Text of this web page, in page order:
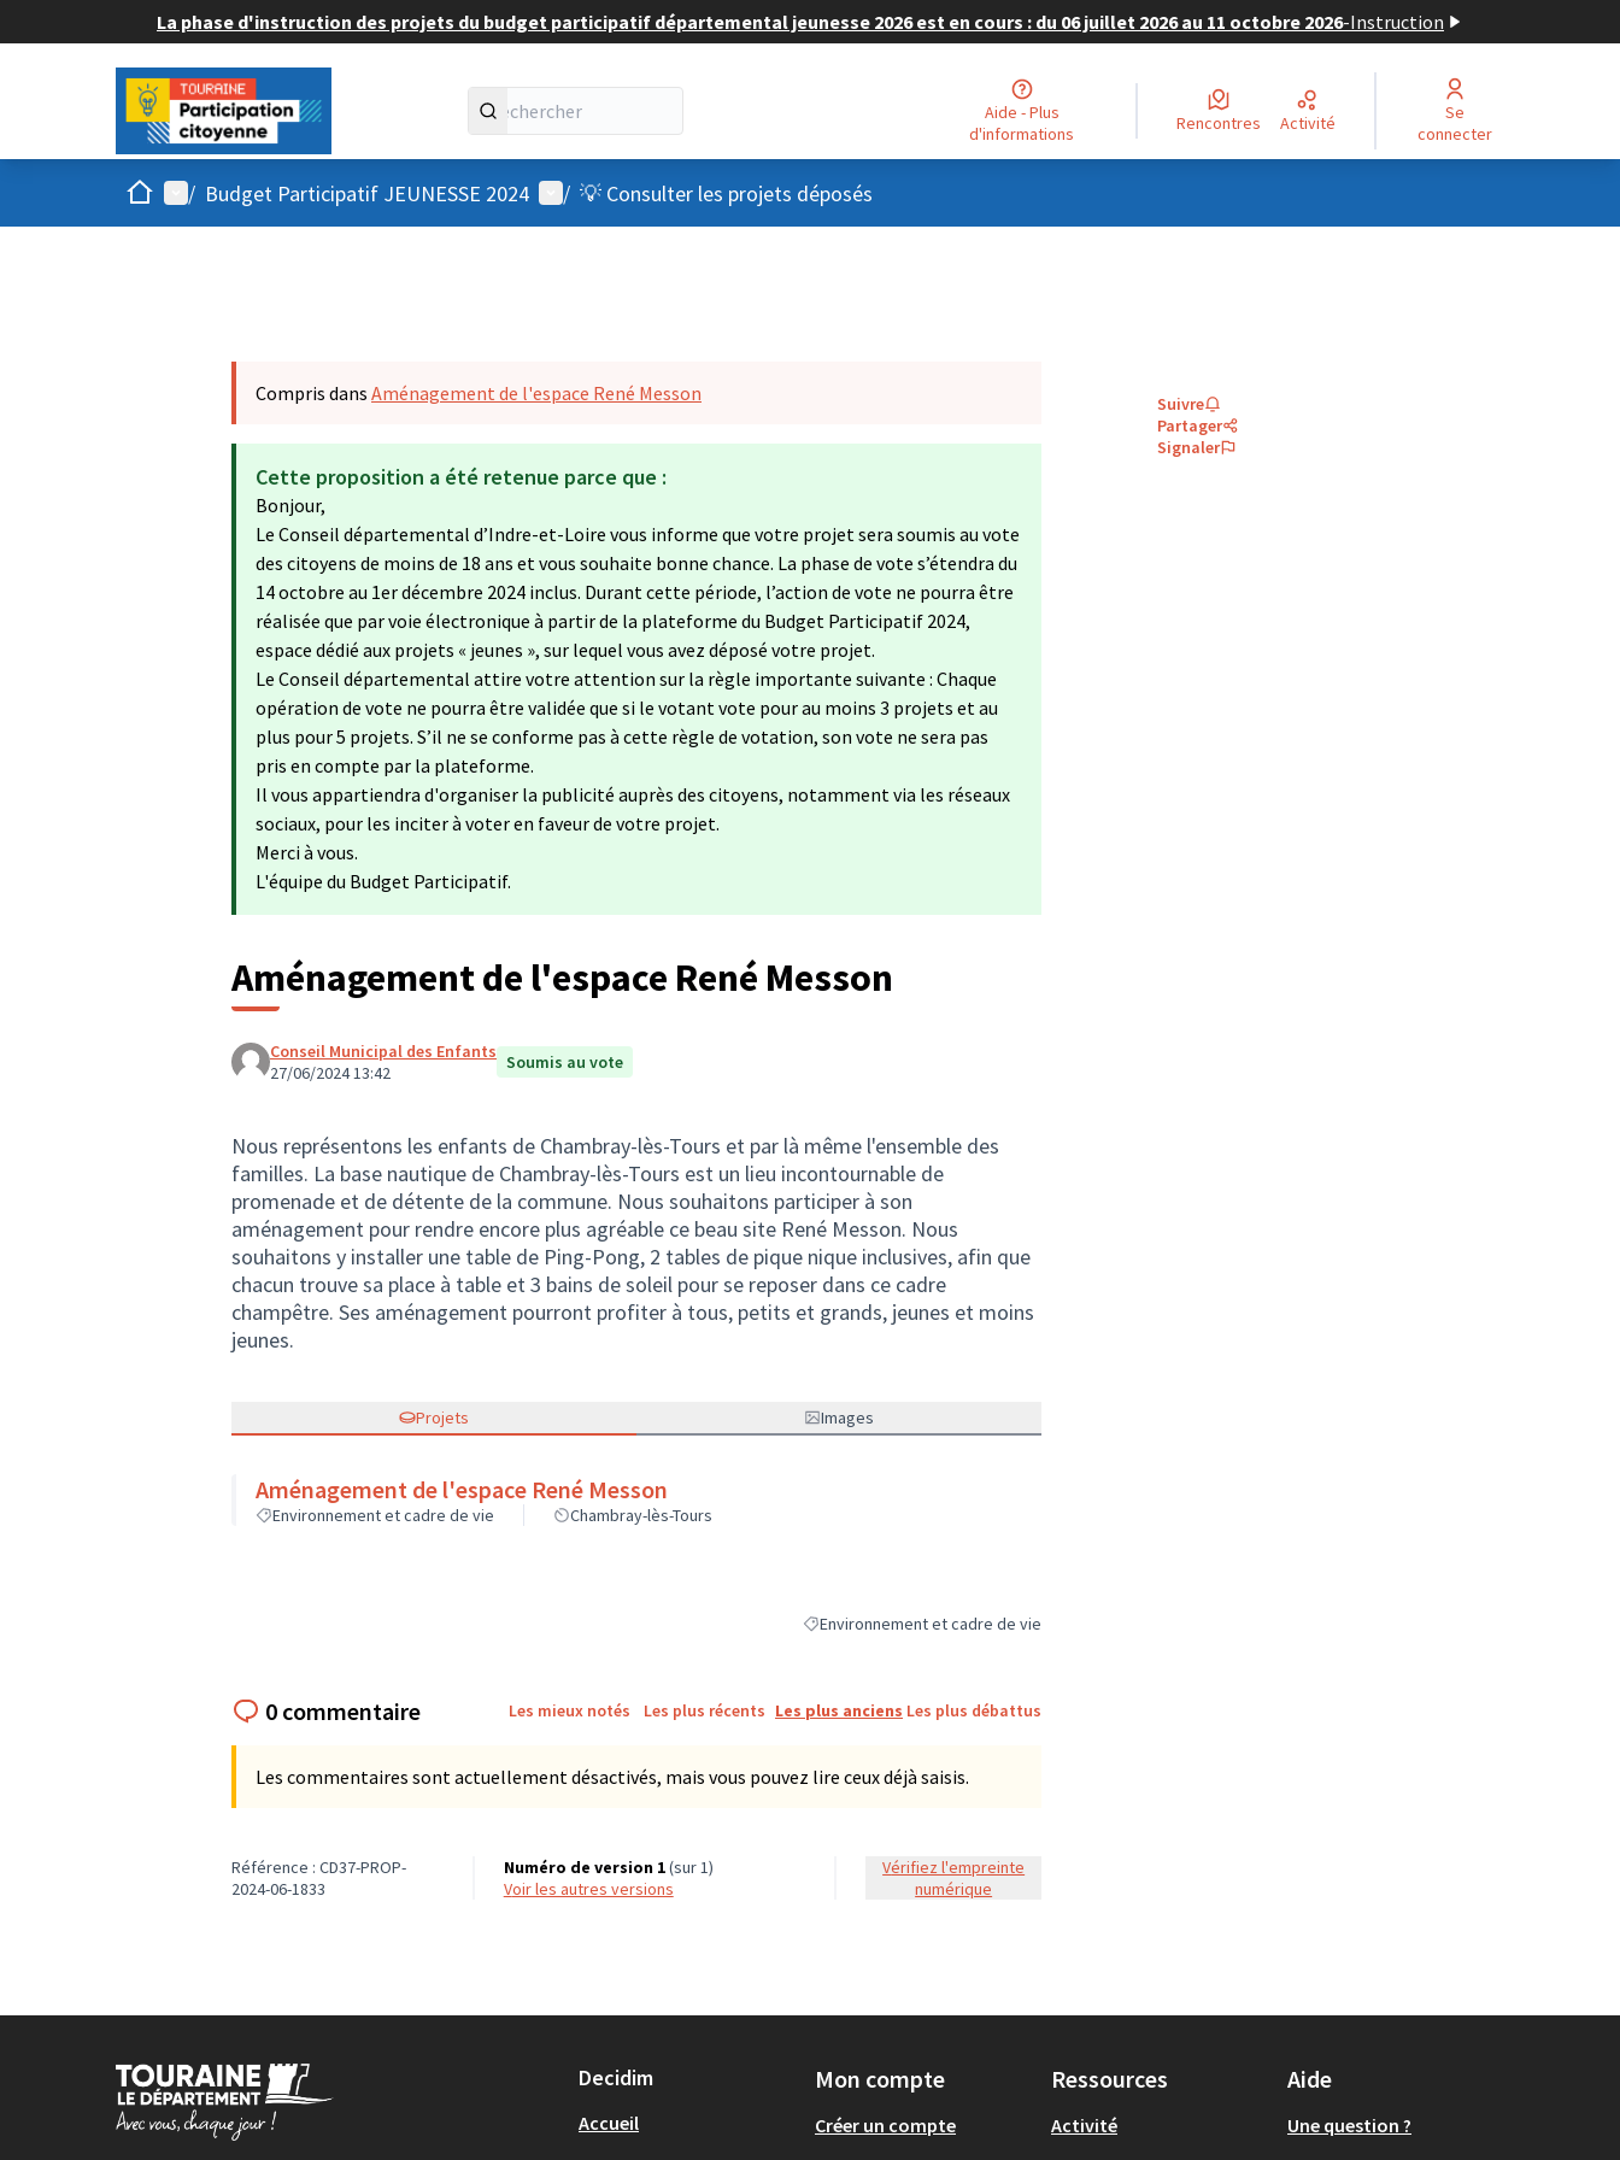
La phase d'instruction des projets du budget participatif départemental jeunesse 2026 est en cours : du 06 juillet 2026 au 11 octobre 2026-Instruction
Aide - Plus
d'informations
Rencontres Activité
Se
connecter
AccueilMenu principal
/ Budget Participatif JEUNESSE 2024 Menu utilisateur
/ 💡 Consulter les projets déposés
Compris dans Aménagement de l'espace René Messon
Cette proposition a été retenue parce que :
Bonjour,
Le Conseil départemental d’Indre-et-Loire vous informe que votre projet sera soumis au vote
des citoyens de moins de 18 ans et vous souhaite bonne chance. La phase de vote s’étendra du
14 octobre au 1er décembre 2024 inclus. Durant cette période, l’action de vote ne pourra être
réalisée que par voie électronique à partir de la plateforme du Budget Participatif 2024,
espace dédié aux projets « jeunes », sur lequel vous avez déposé votre projet.
Le Conseil départemental attire votre attention sur la règle importante suivante : Chaque
opération de vote ne pourra être validée que si le votant vote pour au moins 3 projets et au
plus pour 5 projets. S’il ne se conforme pas à cette règle de votation, son vote ne sera pas
pris en compte par la plateforme.
Il vous appartiendra d'organiser la publicité auprès des citoyens, notamment via les réseaux
sociaux, pour les inciter à voter en faveur de votre projet.
Merci à vous.
L'équipe du Budget Participatif.
Aménagement de l'espace René Messon
Conseil Municipal des Enfants
27/06/2024 13:42
Soumis au vote
Nous représentons les enfants de Chambray-lès-Tours et par là même l'ensemble des
familles. La base nautique de Chambray-lès-Tours est un lieu incontournable de
promenade et de détente de la commune. Nous souhaitons participer à son
aménagement pour rendre encore plus agréable ce beau site René Messon. Nous
souhaitons y installer une table de Ping-Pong, 2 tables de pique nique inclusives, afin que
chacun trouve sa place à table et 3 bains de soleil pour se reposer dans ce cadre
champêtre. Ses aménagement pourront profiter à tous, petits et grands, jeunes et moins
jeunes.
Projets Images
Aménagement de l'espace René Messon
Environnement et cadre de vie Chambray-lès-Tours
Filtrer les résultats de la catégorie : Environnement et cadre de vie
Environnement et cadre de vie
Suivre
Partager
Signaler
0 commentaire Les mieux notés Les plus récents Les plus anciens Les plus débattus
Les commentaires sont actuellement désactivés, mais vous pouvez lire ceux déjà saisis.
Référence : CD37-PROP-
2024-06-1833
Numéro de version 1(sur 1)
voir les autres versions
Vérifiez l'empreinte
numérique
Decidim
Accueil
Mon compte
Créer un compte
Ressources
Activité
Aide
Une question ?